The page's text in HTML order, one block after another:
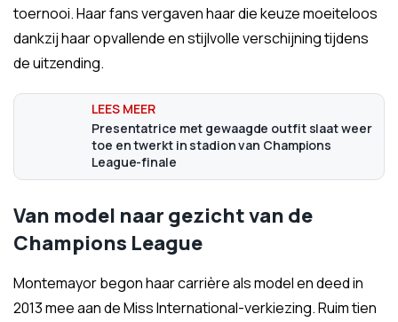
toernooi. Haar fans vergaven haar die keuze moeiteloos
dankzij haar opvallende en stijlvolle verschijning tijdens
de uitzending.
Presentatrice met gewaagde outfit slaat weer
toe en twerkt in stadion van Champions
League-finale
Van model naar gezicht van de
Champions League
Montemayor begon haar carrière als model en deed in
2013 mee aan de Miss International-verkiezing. Ruim tien